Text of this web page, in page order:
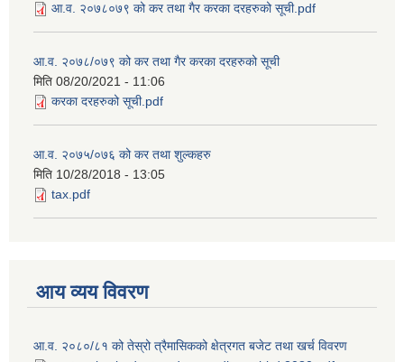
आ.व. २०७८०७९ को कर तथा गैर करका दरहरुको सूची.pdf
आ.व. २०७८/०७९ को कर तथा गैर करका दरहरुको सूची
मिति 08/20/2021 - 11:06
करका दरहरुको सूची.pdf
आ.व. २०७५/०७६ को कर तथा शुल्कहरु
मिति 10/28/2018 - 13:05
tax.pdf
आय व्यय विवरण
आ.व. २०८०/८१ को तेस्रो त्रैमासिकको क्षेत्रगत बजेट तथा खर्च विवरण